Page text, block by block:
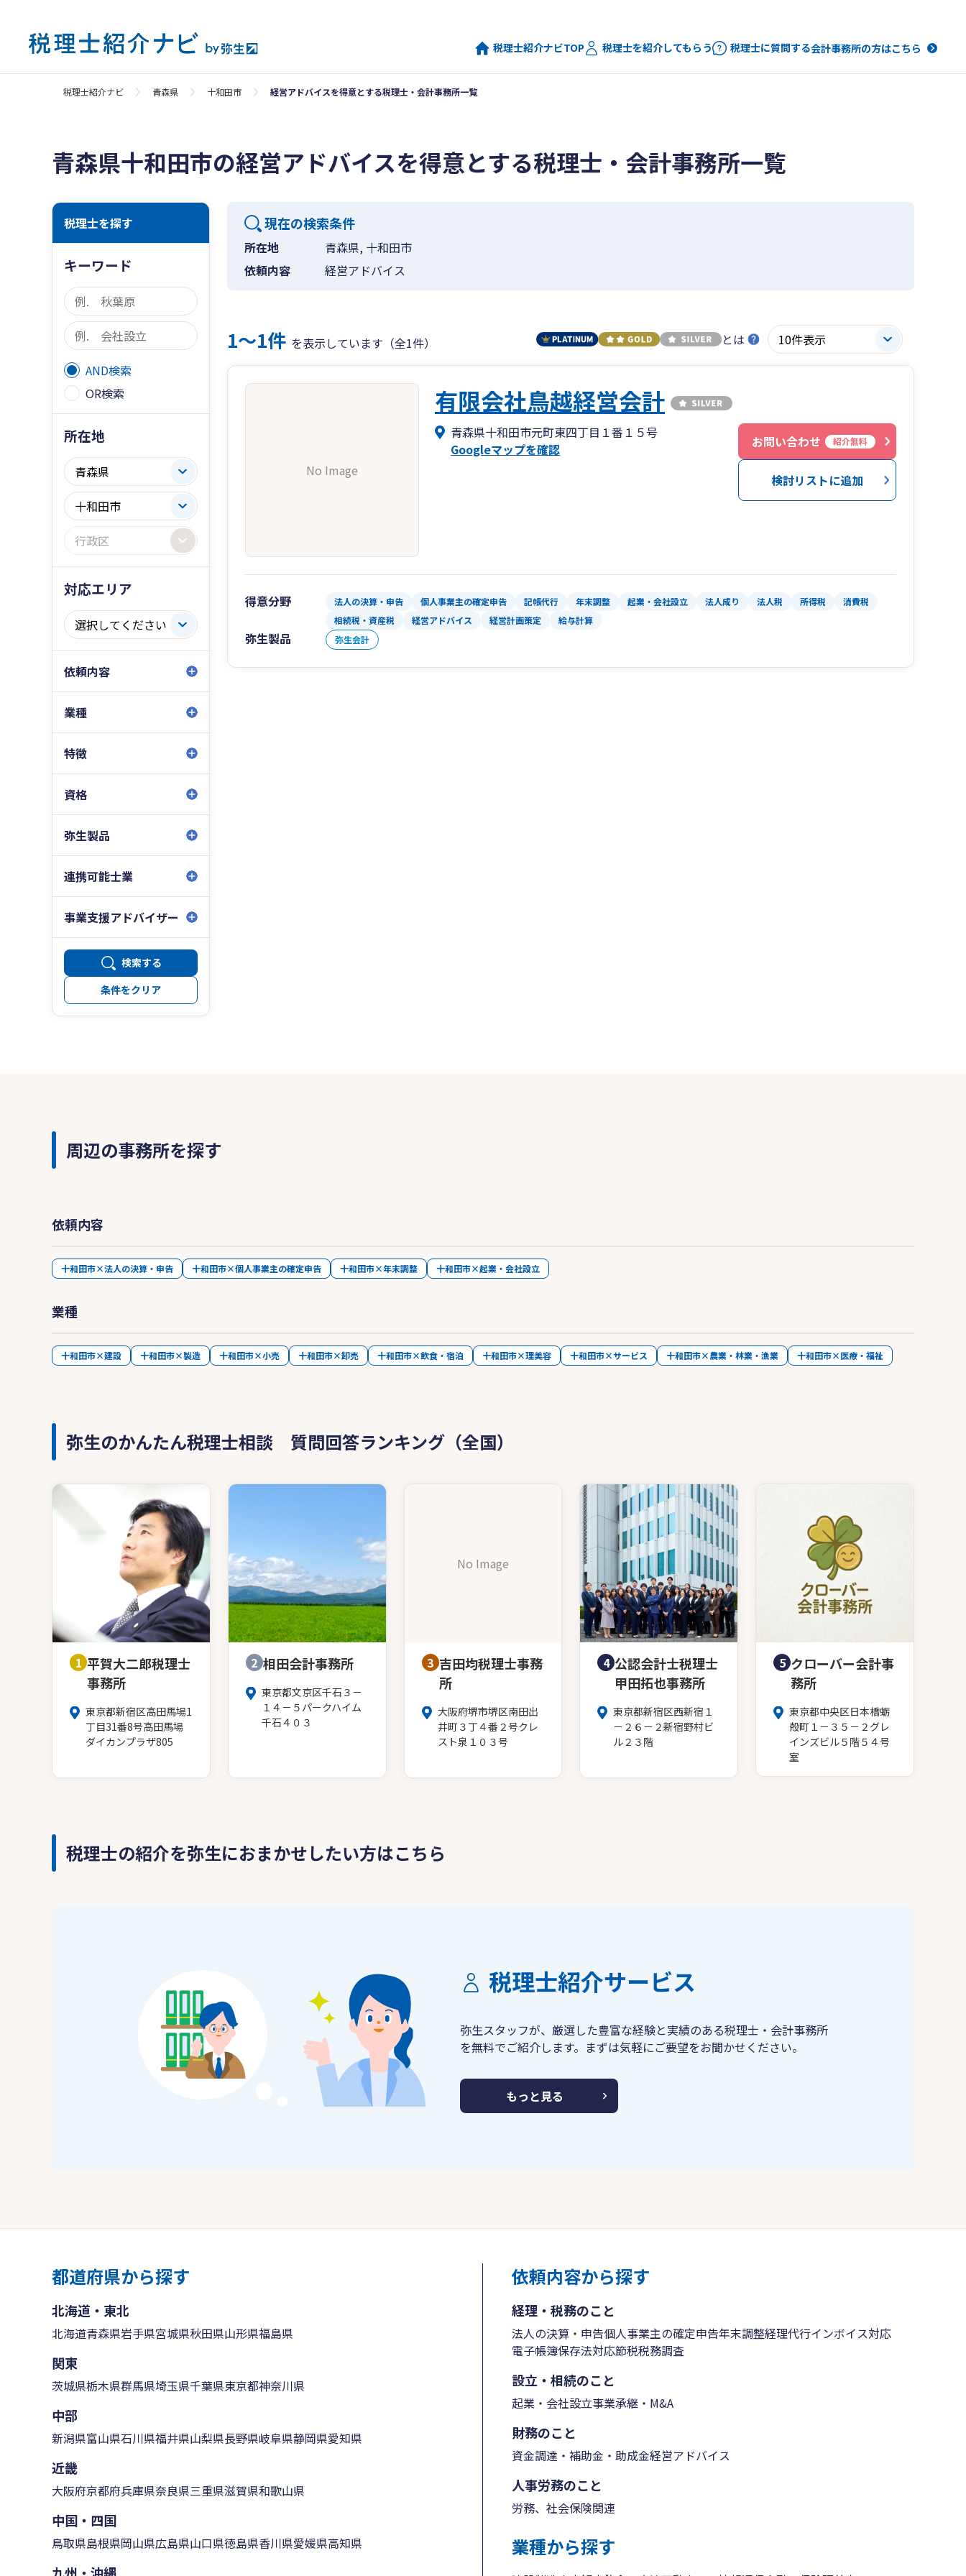
税理士紹介ナビTOP 税理士を紹介してもらう 税理士に質問する会計事務所の方はこちら
税理士紹介ナビ 青森県 十和田市 経営アドバイスを得意とする税理士・会計事務所一覧
青森県十和田市の経営アドバイスを得意とする税理士・会計事務所一覧
税理士を探す
キーワード
AND検索
OR検索
所在地
対応エリア
依頼内容
業種
特徴
資格
弥生製品
連携可能士業
事業支援アドバイザー
検索する
条件をクリア
現在の検索条件
所在地
青森県, 十和田市
依頼内容
経営アドバイス
1〜1件 を表示しています（全1件） とは
No Image
有限会社鳥越経営会計
青森県十和田市元町東四丁目１番１５号
Googleマップを確認
お問い合わせ 紹介無料
検討リストに追加
得意分野 法人の決算・申告 個人事業主の確定申告 記帳代行 年末調整 起業・会社設立 法人成り 法人税 所得税
消費税
相続税・資産税
経営アドバイス 経営計画策定 給与計算
弥生製品 弥生会計
周辺の事務所を探す
依頼内容
十和田市×法人の決算・申告 十和田市×個人事業主の確定申告 十和田市×年末調整 十和田市×起業・会社設立
業種
十和田市×建設 十和田市×製造 十和田市×小売 十和田市×卸売 十和田市×飲食・宿泊 十和田市×理美容 十和田市×サービス 十和田市×農業・林業・漁業 十和田市×医療・福祉
弥生のかんたん税理士相談 質問回答ランキング（全国）
1 平賀大二郎税理士
事務所
東京都新宿区高田馬場1
丁目31番8号高田馬場
ダイカンプラザ805
2 相田会計事務所
東京都文京区千石３－
１４－５パークハイム
千石４０３
No Image
3 吉田均税理士事務
所
大阪府堺市堺区南田出
井町３丁４番２号クレ
スト泉１０３号
4 公認会計士税理士
甲田拓也事務所
東京都新宿区西新宿１
－２６－２新宿野村ビ
ル２３階
5 クローバー会計事
務所
東京都中央区日本橋蛎
殻町１－３５－２グレ
インズビル５階５４号
室
税理士の紹介を弥生におまかせしたい方はこちら
税理士紹介サービス
弥生スタッフが、厳選した豊富な経験と実績のある税理士・会計事務所
を無料でご紹介します。まずは気軽にご要望をお聞かせください。
もっと見る
都道府県から探す
北海道・東北
北海道青森県岩手県宮城県秋田県山形県福島県
関東
茨城県栃木県群馬県埼玉県千葉県東京都神奈川県
中部
新潟県富山県石川県福井県山梨県長野県岐阜県静岡県愛知県
近畿
大阪府京都府兵庫県奈良県三重県滋賀県和歌山県
中国・四国
鳥取県島根県岡山県広島県山口県徳島県香川県愛媛県高知県
依頼内容から探す
経理・税務のこと
法人の決算・申告個人事業主の確定申告年末調整経理代行インボイス対応
電子帳簿保存法対応節税税務調査
設立・相続のこと
起業・会社設立事業承継・M&A
財務のこと
資金調達・補助金・助成金経営アドバイス
人事労務のこと
労務、社会保険関連
業種から探す